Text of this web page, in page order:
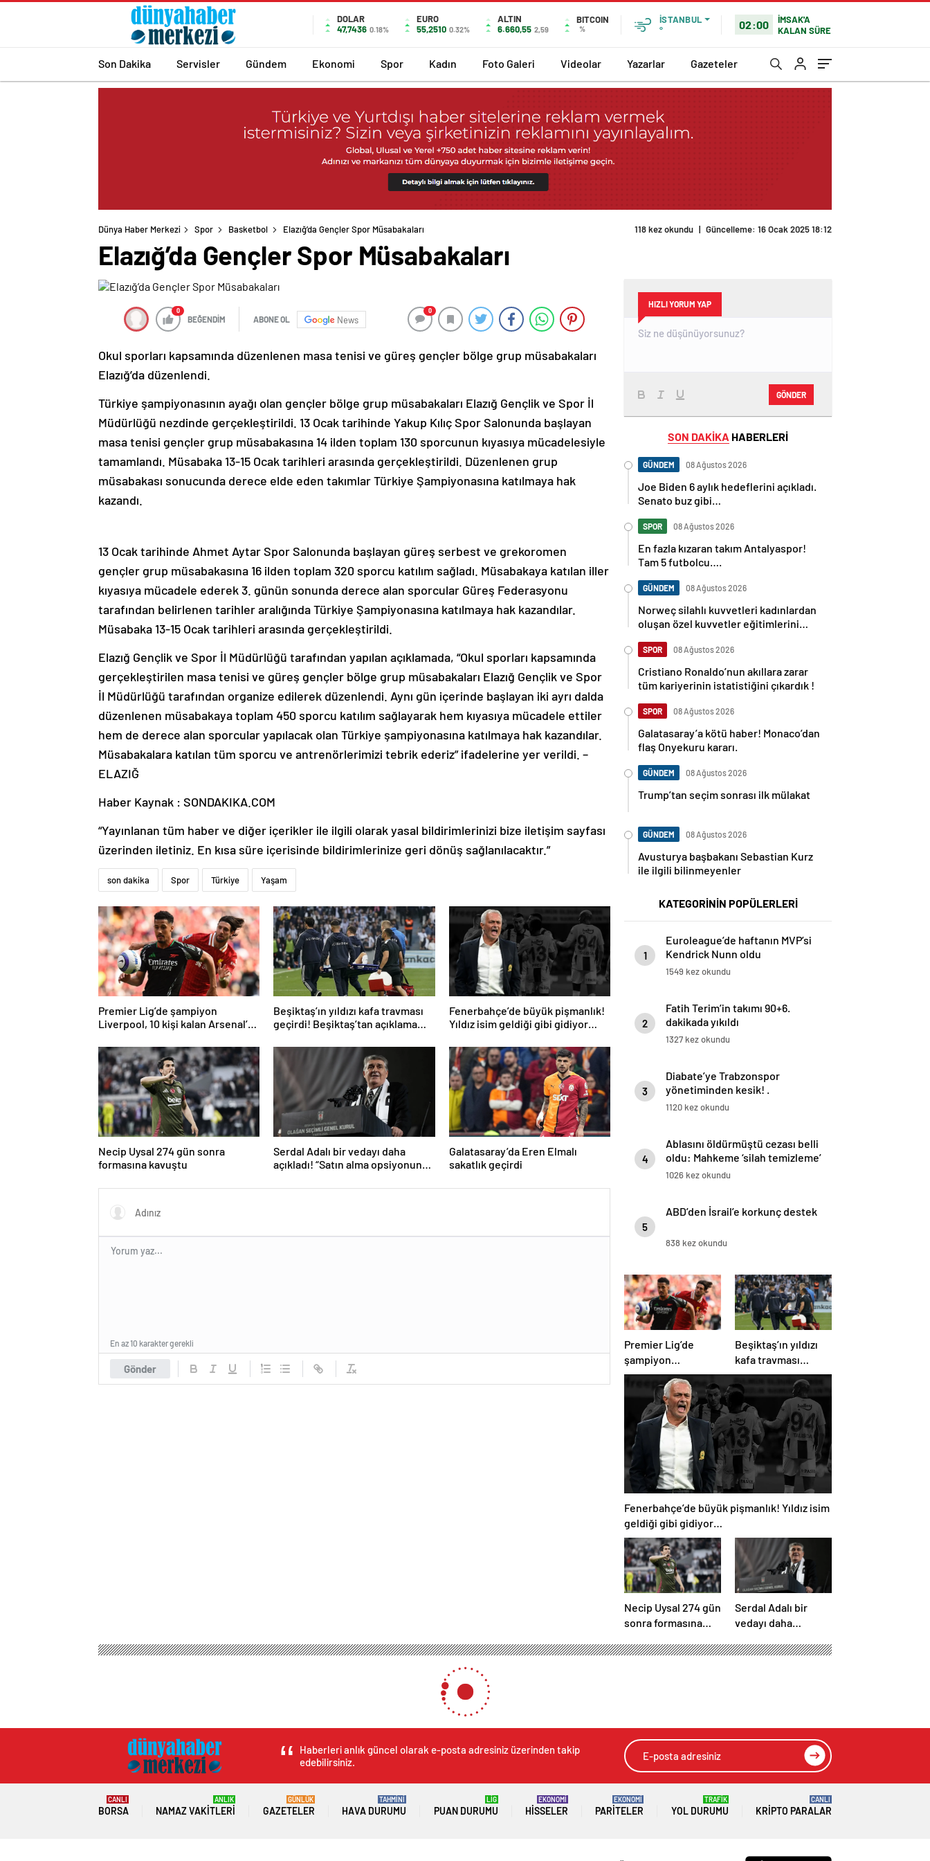
DOLAR
47,7436 0.18%
EURO
55,2510 0.32%
ALTIN
6.660,55 2,59
BITCOIN
%
İSTANBUL
°
02:00
İMSAK'A
KALAN SÜRE
Son Dakika Servisler Gündem Ekonomi Spor Kadın Foto Galeri Videolar Yazarlar Gazeteler
Dünya Haber Merkezi Spor Basketbol Elazığ’da Gençler Spor Müsabakaları 118 kez okundu | Güncelleme: 16 Ocak 2025 18:12
Elazığ’da Gençler Spor Müsabakaları
0
BEĞENDİM ABONE OL News
0
Okul sporları kapsamında düzenlenen masa tenisi ve güreş gençler bölge grup müsabakaları
Elazığ’da düzenlendi.
Türkiye şampiyonasının ayağı olan gençler bölge grup müsabakaları Elazığ Gençlik ve Spor İl
Müdürlüğü nezdinde gerçekleştirildi. 13 Ocak tarihinde Yakup Kılıç Spor Salonunda başlayan
masa tenisi gençler grup müsabakasına 14 ilden toplam 130 sporcunun kıyasıya mücadelesiyle
tamamlandı. Müsabaka 13-15 Ocak tarihleri arasında gerçekleştirildi. Düzenlenen grup
müsabakası sonucunda derece elde eden takımlar Türkiye Şampiyonasına katılmaya hak
kazandı.
13 Ocak tarihinde Ahmet Aytar Spor Salonunda başlayan güreş serbest ve grekoromen
gençler grup müsabakasına 16 ilden toplam 320 sporcu katılım sağladı. Müsabakaya katılan iller
kıyasıya mücadele ederek 3. günün sonunda derece alan sporcular Güreş Federasyonu
tarafından belirlenen tarihler aralığında Türkiye Şampiyonasına katılmaya hak kazandılar.
Müsabaka 13-15 Ocak tarihleri arasında gerçekleştirildi.
Elazığ Gençlik ve Spor İl Müdürlüğü tarafından yapılan açıklamada, “Okul sporları kapsamında
gerçekleştirilen masa tenisi ve güreş gençler bölge grup müsabakaları Elazığ Gençlik ve Spor
İl Müdürlüğü tarafından organize edilerek düzenlendi. Aynı gün içerinde başlayan iki ayrı dalda
düzenlenen müsabakaya toplam 450 sporcu katılım sağlayarak hem kıyasıya mücadele ettiler
hem de derece alan sporcular yapılacak olan Türkiye şampiyonasına katılmaya hak kazandılar.
Müsabakalara katılan tüm sporcu ve antrenörlerimizi tebrik ederiz” ifadelerine yer verildi. –
ELAZIĞ
Haber Kaynak : SONDAKIKA.COM
“Yayınlanan tüm haber ve diğer içerikler ile ilgili olarak yasal bildirimlerinizi bize iletişim sayfası
üzerinden iletiniz. En kısa süre içerisinde bildirimlerinize geri dönüş sağlanılacaktır.”
son dakika Spor Türkiye Yaşam
Premier Lig’de şampiyon
Liverpool, 10 kişi kalan Arsenal’e
Beşiktaş’ın yıldızı kafa travması
geçirdi! Beşiktaş’tan açıklama
Fenerbahçe’de büyük pişmanlık!
Yıldız isim geldiği gibi gidiyor…
Necip Uysal 274 gün sonra
formasına kavuştu
Serdal Adalı bir vedayı daha
açıkladı! “Satın alma opsiyonunu
Galatasaray’da Eren Elmalı
sakatlık geçirdi
Gönder
En az 10 karakter gerekli
HIZLI YORUM YAP
GÖNDER
SON DAKİKA HABERLERİ
GÜNDEM 08 Ağustos 2026
Joe Biden 6 aylık hedeflerini açıkladı.
Senato buz gibi…
SPOR 08 Ağustos 2026
En fazla kızaran takım Antalyaspor!
Tam 5 futbolcu….
GÜNDEM 08 Ağustos 2026
Norweç silahlı kuvvetleri kadınlardan
oluşan özel kuvvetler eğitimlerini
SPOR 08 Ağustos 2026
Cristiano Ronaldo’nun akıllara zarar
tüm kariyerinin istatistiğini çıkardık !
SPOR 08 Ağustos 2026
Galatasaray’a kötü haber! Monaco’dan
flaş Onyekuru kararı.
GÜNDEM 08 Ağustos 2026
Trump’tan seçim sonrası ilk mülakat
GÜNDEM 08 Ağustos 2026
Avusturya başbakanı Sebastian Kurz
ile ilgili bilinmeyenler
KATEGORİNİN POPÜLERLERİ
1
Euroleague’de haftanın MVP’si
Kendrick Nunn oldu
1549 kez okundu
2
Fatih Terim’in takımı 90+6.
dakikada yıkıldı
1327 kez okundu
3
Diabate’ye Trabzonspor
yönetiminden kesik! .
1120 kez okundu
4
Ablasını öldürmüştü cezası belli
oldu: Mahkeme ‘silah temizleme’
yalanını yutmadı
1026 kez okundu
5
ABD’den İsrail’e korkunç destek
838 kez okundu
Premier Lig’de
şampiyon
Liverpool, 10 kişi
kalan Arsenal’e
takıldı
Beşiktaş’ın yıldızı
kafa travması
geçirdi!
Beşiktaş’tan
açıklama geldi…
Fenerbahçe’de büyük pişmanlık! Yıldız isim
geldiği gibi gidiyor…
Necip Uysal 274 gün
sonra formasına
Serdal Adalı bir
vedayı daha
opsiyonunu
Haberleri anlık güncel olarak e-posta adresiniz üzerinden takip
edebilirsiniz.
BORSA
CANLI
NAMAZ VAKITLERI
ANLIK
GAZETELER
GÜNLÜK
HAVA DURUMU
TAHMİNİ
PUAN DURUMU
LİG
HISSELER
EKONOMİ
PARITELER
EKONOMİ
YOL DURUMU
TRAFİK
KRIPTO PARALAR
CANLI